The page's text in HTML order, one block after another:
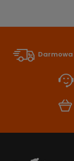
Darmowa